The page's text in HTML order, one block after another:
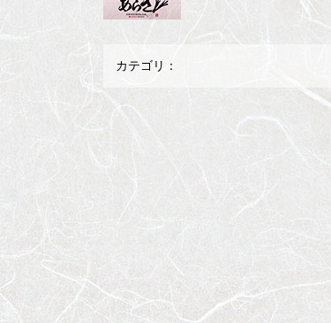
カテゴリ：
メ
イ
の
ペ
ー
る